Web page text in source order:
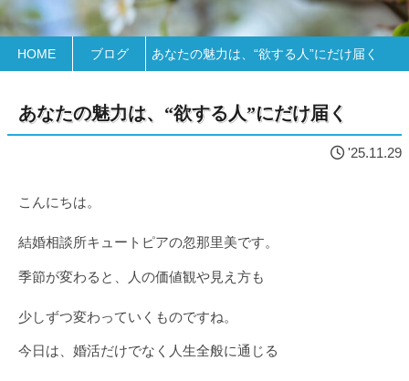
HOME ブログ あなたの魅力は、“欲する人”にだけ届く
あなたの魅力は、“欲する人”にだけ届く
'25.11.29
こんにちは。
結婚相談所キュートピアの忽那里美です。
季節が変わると、人の価値観や見え方も
少しずつ変わっていくものですね。
今日は、婚活だけでなく人生全般に通じる